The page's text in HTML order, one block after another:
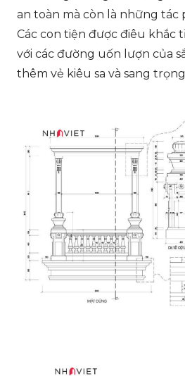
an toàn mà còn là những tác
Các con tiện được điêu khắc
với các đường uốn lượn của
thêm vẻ kiêu sa và sang